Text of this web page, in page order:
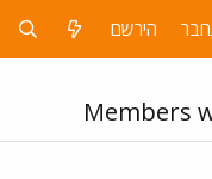
הירשם
Members